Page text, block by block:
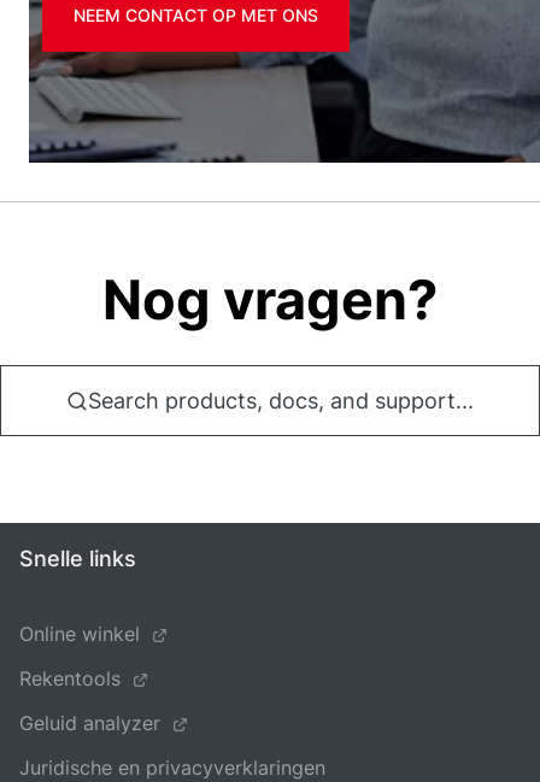
NEEM CONTACT OP MET ONS
Nog vragen?
Search products, docs, and support...
Snelle links
Online winkel
Rekentools
Geluid analyzer
Juridische en privacyverklaringen